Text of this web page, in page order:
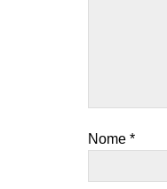
Nome *